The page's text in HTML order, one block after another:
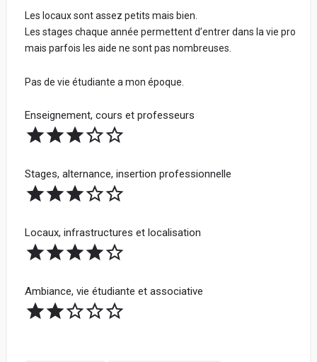
Les locaux sont assez petits mais bien.
Les stages chaque année permettent d’entrer dans la vie pro
mais parfois les aide ne sont pas nombreuses.
Pas de vie étudiante a mon époque.
Enseignement, cours et professeurs
Stages, alternance, insertion professionnelle
Locaux, infrastructures et localisation
Ambiance, vie étudiante et associative